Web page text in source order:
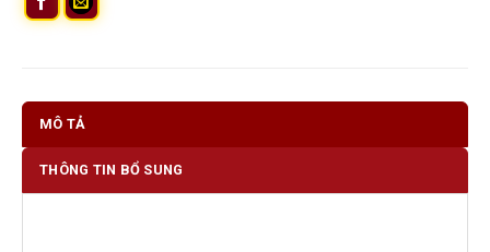
MÔ TẢ
THÔNG TIN BỔ SUNG